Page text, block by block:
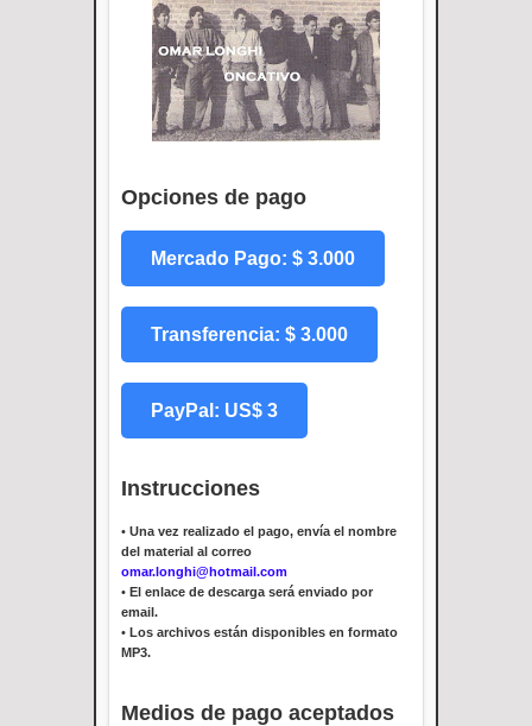
Opciones de pago
Mercado Pago: $ 3.000
Transferencia: $ 3.000
PayPal: US$ 3
Instrucciones
• Una vez realizado el pago, envía el nombre
del material al correo
omar.longhi@hotmail.com
• El enlace de descarga será enviado por
email.
• Los archivos están disponibles en formato
MP3.
Medios de pago aceptados